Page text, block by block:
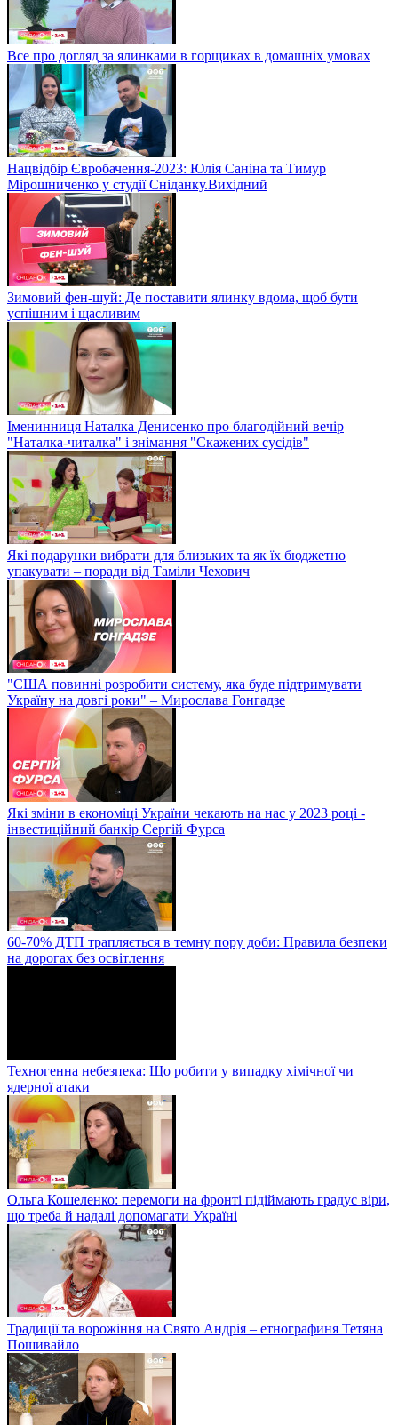
Все про догляд за ялинками в горщиках в домашніх умовах
Нацвідбір Євробачення-2023: Юлія Саніна та Тимур
Мірошниченко у студії Сніданку.Вихідний
Зимовий фен-шуй: Де поставити ялинку вдома, щоб бути
успішним і щасливим
Іменинниця Наталка Денисенко про благодійний вечір
"Наталка-читалка" і знімання "Скажених сусідів"
Які подарунки вибрати для близьких та як їх бюджетно
упакувати – поради від Таміли Чехович
"США повинні розробити систему, яка буде підтримувати
Україну на довгі роки" – Мирослава Гонгадзе
Які зміни в економіці України чекають на нас у 2023 році -
інвестиційний банкір Сергій Фурса
60-70% ДТП трапляється в темну пору доби: Правила безпеки
на дорогах без освітлення
Техногенна небезпека: Що робити у випадку хімічної чи
ядерної атаки
Ольга Кошеленко: перемоги на фронті підіймають градус віри,
що треба й надалі допомагати Україні
Традиції та ворожіння на Свято Андрія – етнографиня Тетяна
Пошивайло